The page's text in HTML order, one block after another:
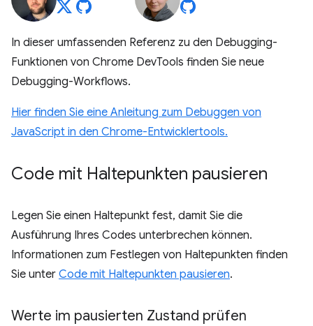
In dieser umfassenden Referenz zu den Debugging-
Funktionen von Chrome DevTools finden Sie neue
Debugging-Workflows.
Hier finden Sie eine Anleitung zum Debuggen von
JavaScript in den Chrome-Entwicklertools.
Code mit Haltepunkten pausieren
Legen Sie einen Haltepunkt fest, damit Sie die
Ausführung Ihres Codes unterbrechen können.
Informationen zum Festlegen von Haltepunkten finden
Sie unter Code mit Haltepunkten pausieren.
Werte im pausierten Zustand prüfen